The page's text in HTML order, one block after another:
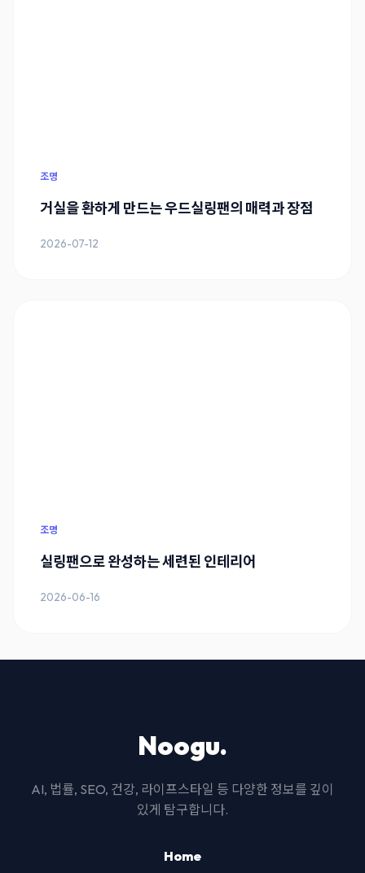
조명
거실을 환하게 만드는 우드실링팬의 매력과 장점
2026-07-12
조명
실링팬으로 완성하는 세련된 인테리어
2026-06-16
Noogu.
AI, 법률, SEO, 건강, 라이프스타일 등 다양한 정보를 깊이
있게 탐구합니다.
Home